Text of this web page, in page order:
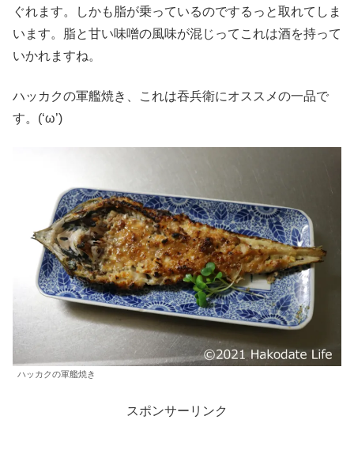
ぐれます。しかも脂が乗っているのでするっと取れてしま
います。脂と甘い味噌の風味が混じってこれは酒を持って
いかれますね。
ハッカクの軍艦焼き、これは吞兵衛にオススメの一品で
す。(‘ω’)
ハッカクの軍艦焼き
スポンサーリンク